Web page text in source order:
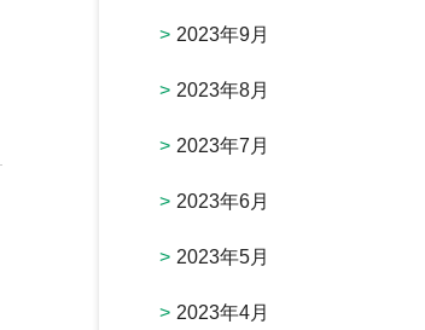
2023年9月
2023年8月
2023年7月
2023年6月
2023年5月
2023年4月